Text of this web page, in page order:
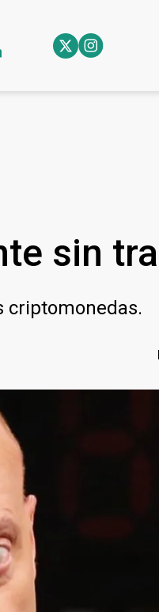
sin
criptomonedas.